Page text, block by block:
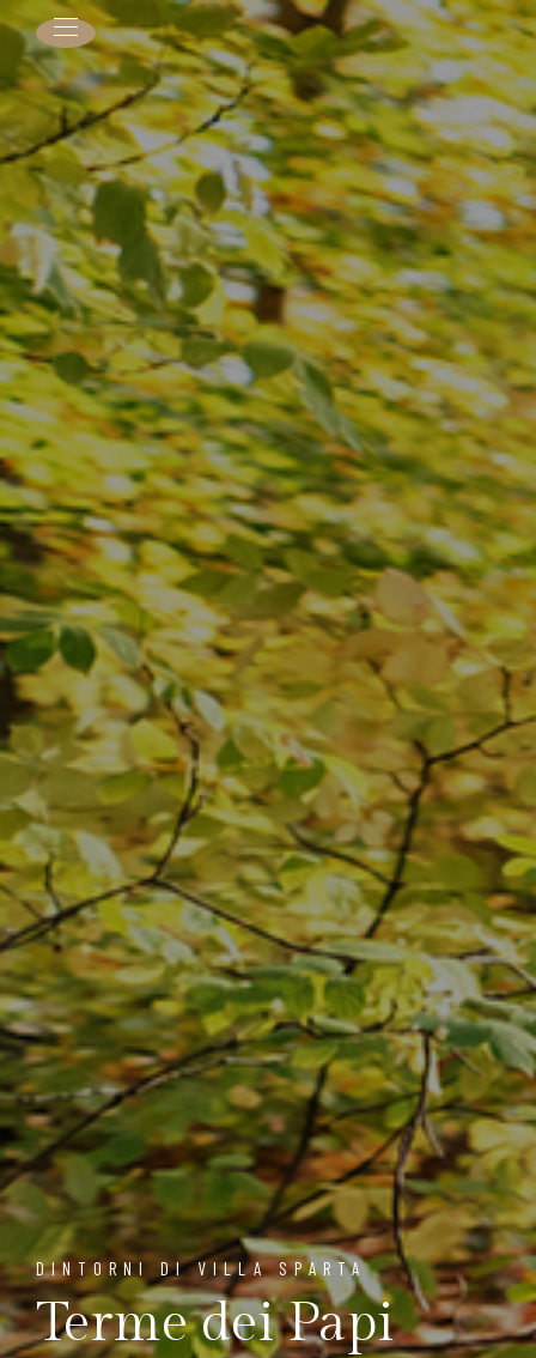
DINTORNI DI VILLA SPARTA
Terme dei Papi